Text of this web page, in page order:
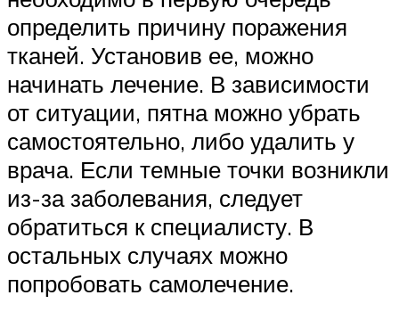
определить причину поражения
тканей. Установив ее, можно
начинать лечение. В зависимости
от ситуации, пятна можно убрать
самостоятельно, либо удалить у
врача. Если темные точки возникли
из-за заболевания, следует
обратиться к специалисту. В
остальных случаях можно
попробовать самолечение.